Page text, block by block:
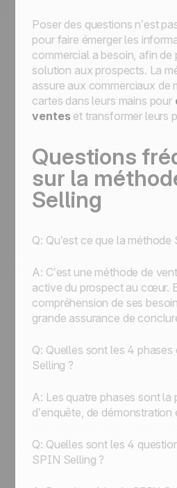
Poser des questions n’est
pour faire émerger les
commercial a besoin, afin de
solution aux prospects. La
assure aux commerciaux de
cartes dans leurs mains pour
venteset transformer leurs
Questions
sur la
Selling
Q: Qu’est ce que la
A: C’est une méthode de
active du prospect au cœur.
compréhension de ses
grande assurance de
Q: Quelles sont les 4
Selling ?
A: Les quatre phases sont la
d’enquête, de démonstration
Q: Quelles sont les 4
SPIN Selling ?